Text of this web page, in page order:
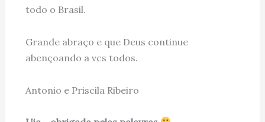
todo o Brasil.
Grande abraço e que Deus continue
abençoando a vcs todos.
Antonio e Priscila Ribeiro